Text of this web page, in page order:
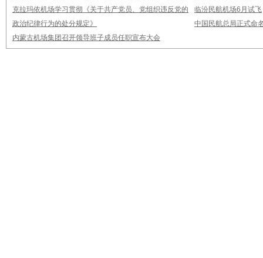
克拉玛依机场学习贯彻《关于共产党员、党组织违反党的
政治纪律行为的处分规定》
临汾民航机场6月试飞
中国民航总局正式命
内蒙古机场集团召开领导班子成员任职宣布大会